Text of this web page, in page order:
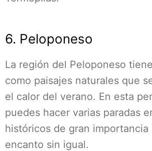
6. Peloponeso
La región del Peloponeso
como paisajes naturales que
el calor del verano. En esta
puedes hacer varias paradas
históricos de gran
encanto sin igual.